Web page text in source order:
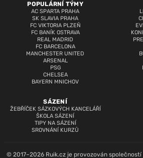
POPULÁRNÍ TÝMY
AC SPARTA PRAHA
SK SLAVIA PRAHA
FC VIKTORIA PLZEŇ
FC BANÍK OSTRAVA
REAL MADRID
FC BARCELONA
MANCHESTER UNITED
ARSENAL
PSG
CHELSEA
BAYERN MNICHOV
SÁZENÍ
ŽEBŘÍČEK SÁZKOVÝCH KANCELÁŘÍ
ŠKOLA SÁZENÍ
TIPY NA SÁZENÍ
SROVNÁNÍ KURZŮ
© 2017–2026 Ruik.cz je provozován